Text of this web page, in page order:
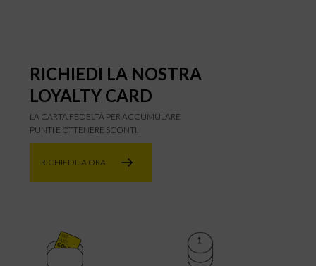
RICHIEDI LA NOSTRA
LOYALTY CARD
LA CARTA FEDELTÀ PER ACCUMULARE
PUNTI E OTTENERE SCONTI.
RICHIEDILA ORA